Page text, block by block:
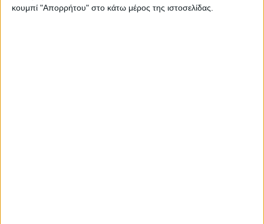
κουμπί "Απορρήτου" στο κάτω μέρος της ιστοσελίδας.